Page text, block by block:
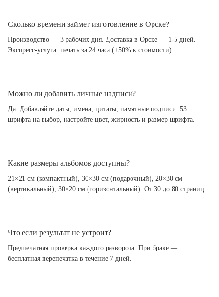
Сколько времени займет изготовление в Орске?
Производство — 3 рабочих дня. Доставка в Орске — 1-5 дней.
Экспресс-услуга: печать за 24 часа (+50% к стоимости).
Можно ли добавить личные надписи?
Да. Добавляйте даты, имена, цитаты, памятные подписи. 53
шрифта на выбор, настройте цвет, жирность и размер шрифта.
Какие размеры альбомов доступны?
21×21 см (компактный), 30×30 см (подарочный), 20×30 см
(вертикальный), 30×20 см (горизонтальный). От 30 до 80 страниц.
Что если результат не устроит?
Предпечатная проверка каждого разворота. При браке —
бесплатная перепечатка в течение 7 дней.